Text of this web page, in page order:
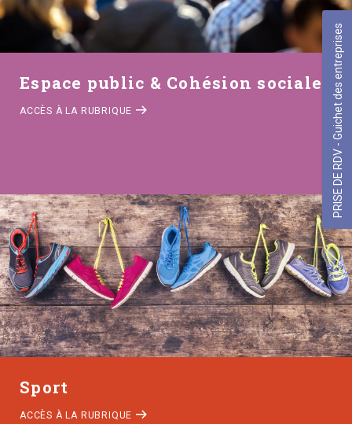
PRISE DE RDV - Guichet des entreprises
Espace public & Cohésion sociale
ACCÈS À LA RUBRIQUE
Sport
ACCÈS À LA RUBRIQUE